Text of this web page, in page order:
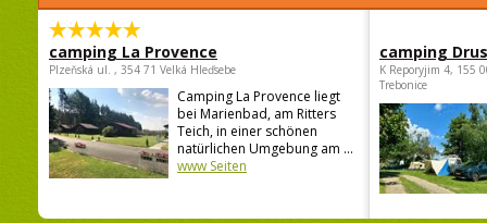
camping La Provence
Plzeňská ul. , 354 71 Velká Hleďsebe
Camping La Provence liegt
bei Marienbad, am Ritters
Teich, in einer schönen
natürlichen Umgebung am ...
www Seiten
camping
K Reporyjim 4, 155
Trebonice